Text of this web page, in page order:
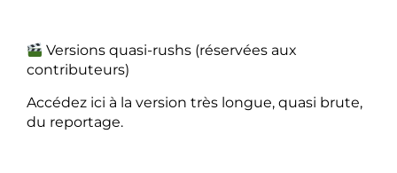
Versions quasi-rushs (réservées aux
contributeurs)
Accédez ici à la version très longue, quasi brute,
du reportage.